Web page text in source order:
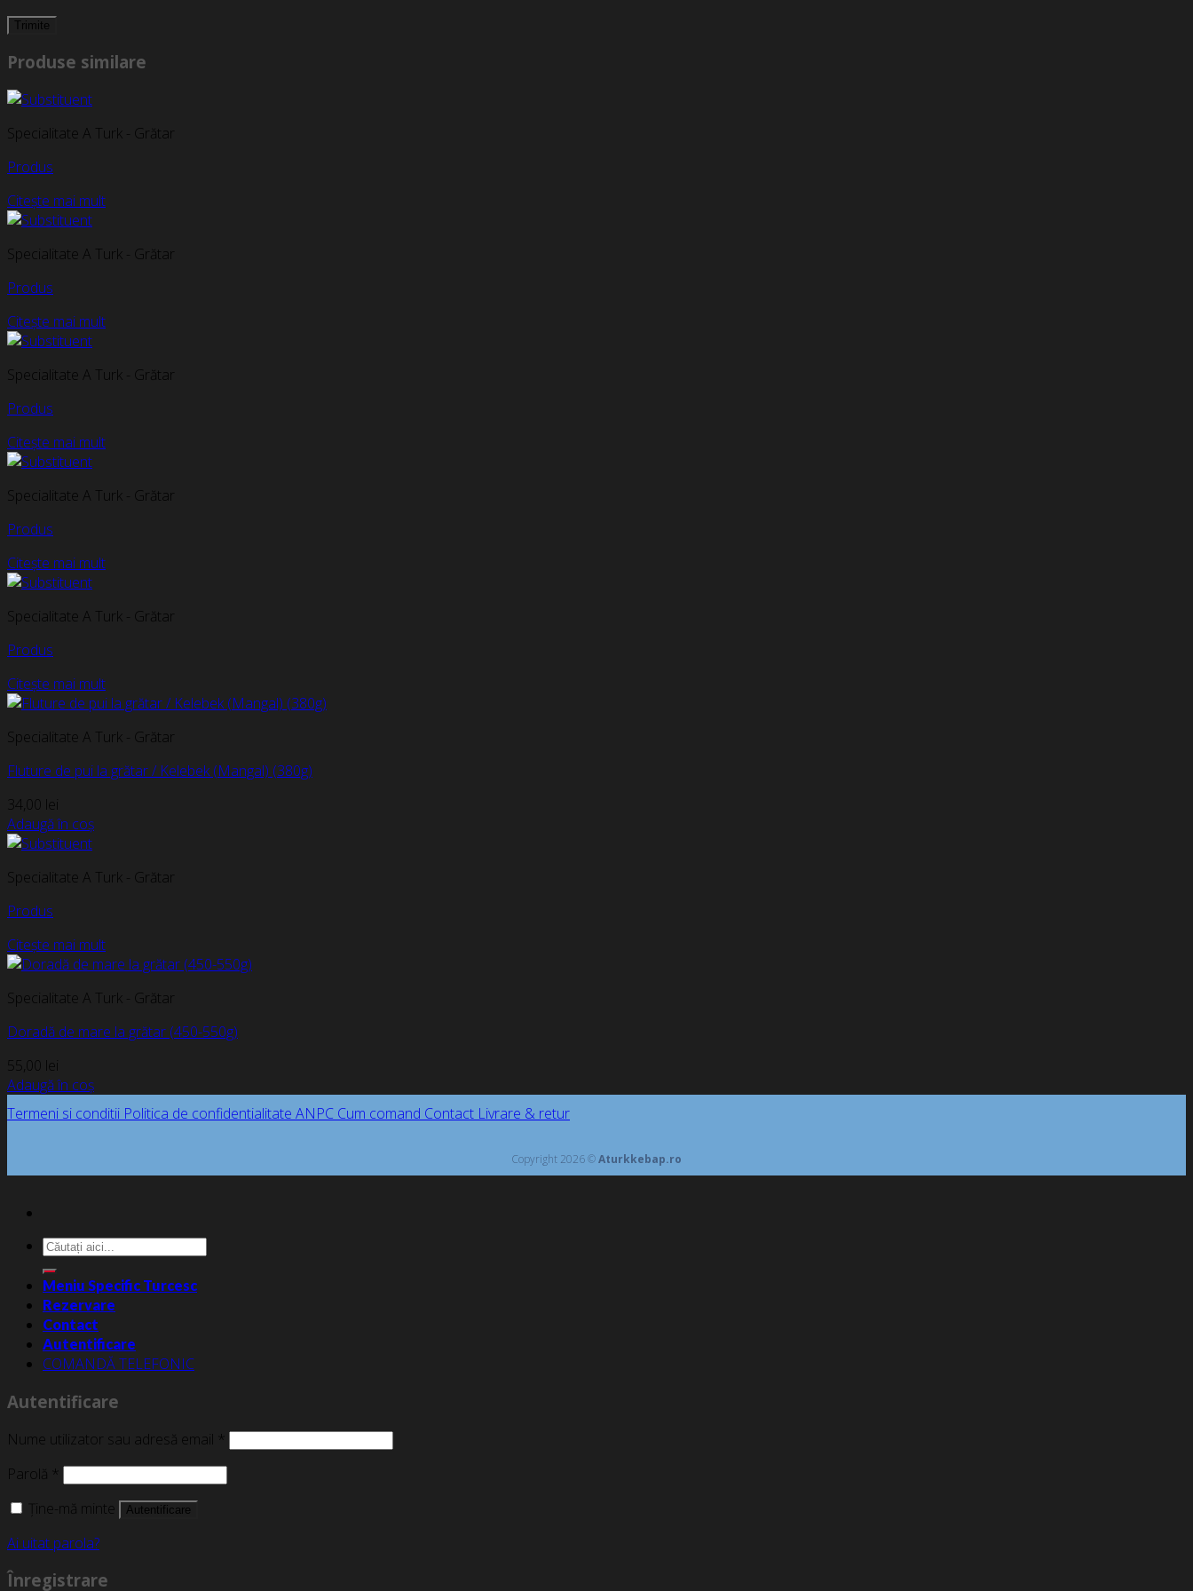
Produse similare
Specialitate A Turk - Grătar
Produs
Citește mai mult
Specialitate A Turk - Grătar
Produs
Citește mai mult
Specialitate A Turk - Grătar
Produs
Citește mai mult
Specialitate A Turk - Grătar
Produs
Citește mai mult
Specialitate A Turk - Grătar
Produs
Citește mai mult
Specialitate A Turk - Grătar
Fluture de pui la grătar / Kelebek (Mangal) (380g)
34,00 lei
Adaugă în coș
Specialitate A Turk - Grătar
Produs
Citește mai mult
Specialitate A Turk - Grătar
Doradă de mare la grătar (450-550g)
55,00 lei
Adaugă în coș
Termeni si conditii Politica de confidentialitate ANPC Cum comand Contact Livrare & retur
Copyright 2026 ©Aturkkebap.ro
Caută
după:
Meniu Specific Turcesc
Rezervare
Contact
Autentificare
COMANDĂ TELEFONIC
Autentificare
Nume utilizator sau adresă email *
Parolă *
Ține-mă minte
Autentificare
Ai uitat parola?
Înregistrare